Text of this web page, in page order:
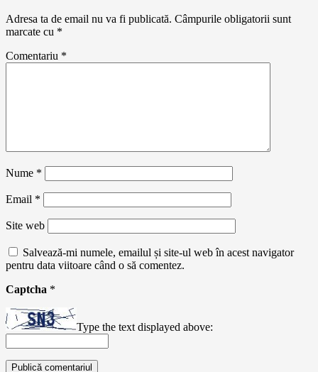
Adresa ta de email nu va fi publicată. Câmpurile obligatorii sunt
marcate cu *
Comentariu *
Nume *
Email *
Site web
Salvează-mi numele, emailul și site-ul web în acest navigator
pentru data viitoare când o să comentez.
Captcha *
Type the text displayed above: